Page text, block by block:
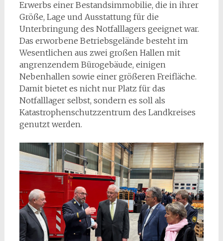
Erwerbs einer Bestandsimmobilie, die in ihrer
Größe, Lage und Ausstattung für die
Unterbringung des Notfalllagers geeignet war.
Das erworbene Betriebsgelände besteht im
Wesentlichen aus zwei großen Hallen mit
angrenzendem Bürogebäude, einigen
Nebenhallen sowie einer größeren Freifläche.
Damit bietet es nicht nur Platz für das
Notfalllager selbst, sondern es soll als
Katastrophenschutzzentrum des Landkreises
genutzt werden.